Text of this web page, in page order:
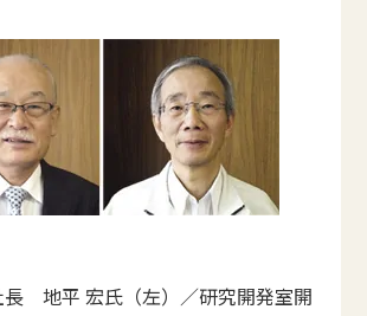
長 地平 宏氏（左）／研究開発室開